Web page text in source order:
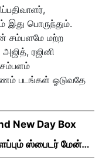
பொருந்தும்.
சம்பளமே மற்ற
ரஜினி
படங்கள் ஓடுவதே
New Day Box
ஸ்பைடர் மேன்